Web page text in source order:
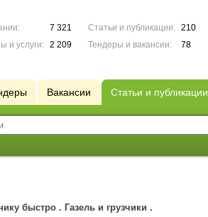
7 321
и услуги:
2 209
Статьи и публикации:
210
Тендеры и вакансии:
78
Вакансии Статьи и публикации
быстро . Газель и грузчики .